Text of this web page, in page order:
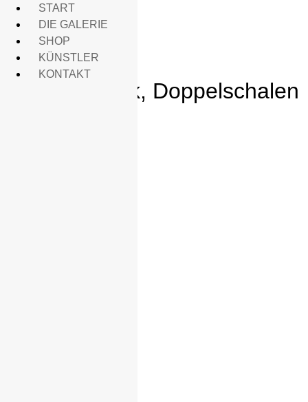
Halsschmuck, Doppelschalen
START
DIE GALERIE
SHOP
KÜNSTLER
KONTAKT